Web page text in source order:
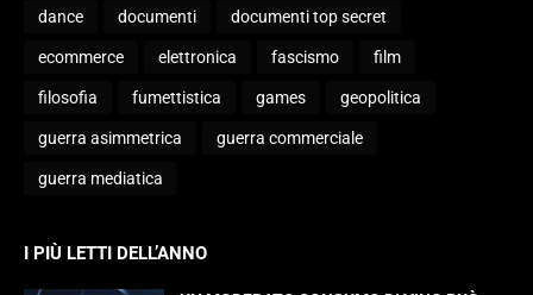
dance documenti documenti top secret
ecommerce elettronica fascismo film
filosofia fumettistica games geopolitica
guerra asimmetrica guerra commerciale
guerra mediatica
I PIÙ LETTI DELL’ANNO